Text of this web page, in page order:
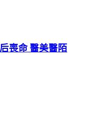
喪命 醫美醫陌